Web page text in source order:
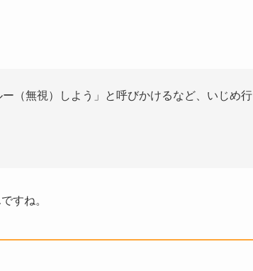
（無視）しよう」と呼びかけるなど、いじめ行
すね。